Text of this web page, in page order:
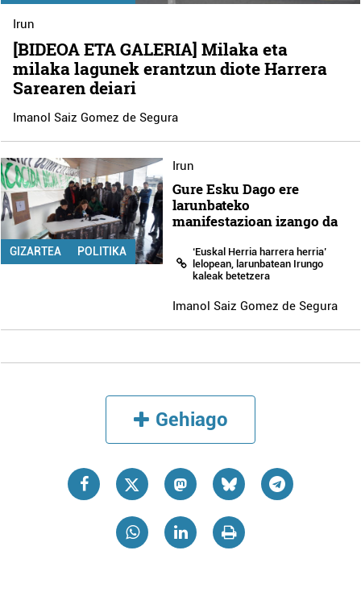
Irun
[BIDEOA ETA GALERIA] Milaka eta
milaka lagunek erantzun diote Harrera
Sarearen deiari
Imanol Saiz Gomez de Segura
GIZARTEA POLITIKA
Irun
Gure Esku Dago ere
larunbateko
manifestazioan izango da
‘Euskal Herria harrera herria’
lelopean, larunbatean Irungo
kaleak betetzera
Imanol Saiz Gomez de Segura
Gehiago